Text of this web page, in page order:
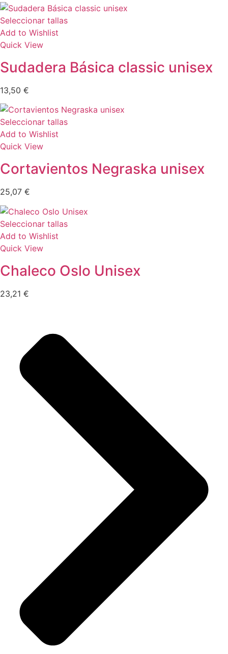
Seleccionar tallas
Add to Wishlist
Quick View
Sudadera Básica classic unisex
13,50 €
Seleccionar tallas
Add to Wishlist
Quick View
Cortavientos Negraska unisex
25,07 €
Seleccionar tallas
Add to Wishlist
Quick View
Chaleco Oslo Unisex
23,21 €